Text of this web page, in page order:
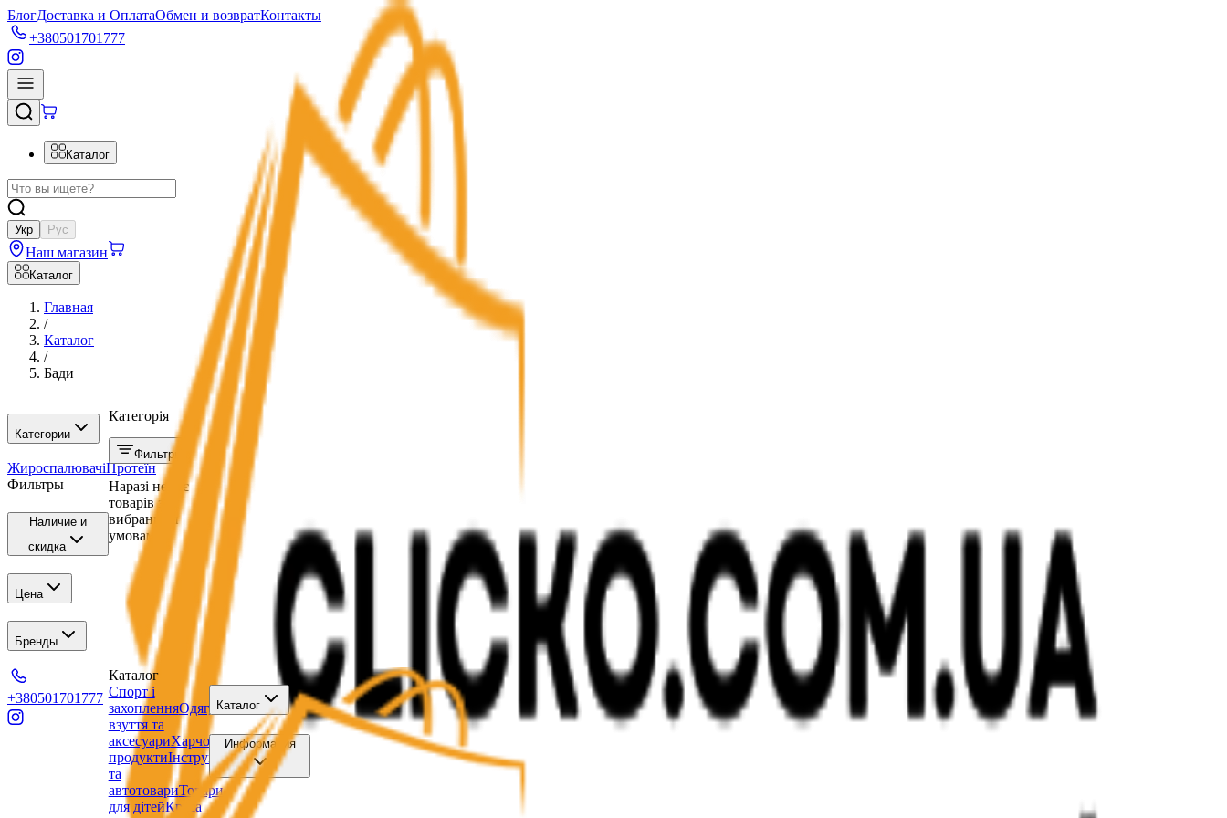
БлогДоставка и ОплатаОбмен и возвратКонтакты
+380501701777
Каталог
Укр Рус
Наш магазин
Каталог
Главная
/
Каталог
/
Бади
Категории
ЖироспалювачіПротеїн
Фильтры
Наличие и
скидка
Цена
Бренды
Категорія
Фильтры
Наразі немає
товарів за
вибраними
умовами.
+380501701777
Каталог
Спорт і
захопленняОдяг,
взуття та
аксесуариХарчові
продуктиІнструменти
та
автотовариТовари
для дітейКраса
Каталог
Информация